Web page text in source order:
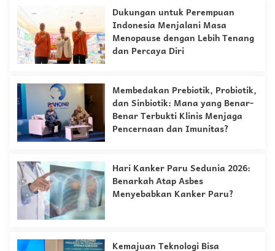
Dukungan untuk Perempuan
Indonesia Menjalani Masa
Menopause dengan Lebih Tenang
dan Percaya Diri
Membedakan Prebiotik, Probiotik,
dan Sinbiotik: Mana yang Benar-
Benar Terbukti Klinis Menjaga
Pencernaan dan Imunitas?
Hari Kanker Paru Sedunia 2026:
Benarkah Atap Asbes
Menyebabkan Kanker Paru?
Kemajuan Teknologi Bisa